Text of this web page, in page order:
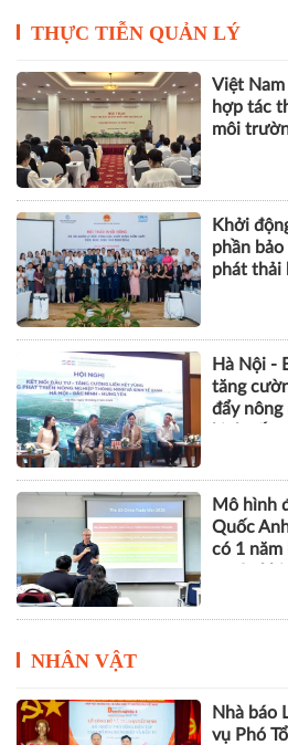
THỰC TIỄN QUẢN LÝ
Việt
hợp tác
môi
Khởi
phần bảo
phát thải
Hà Nội -
tăng
đẩy nông
Mô hình
Quốc
có 1 năm
NHÂN VẬT
Nhà báo
vụ Phó